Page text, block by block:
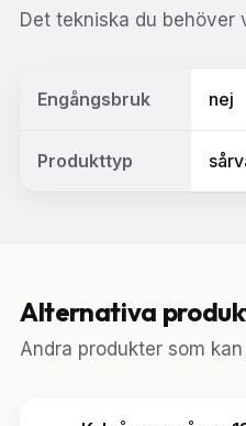
Det tekniska du behöver
Engångsbruk nej
Produkttyp
Alternativa
Andra produkter som